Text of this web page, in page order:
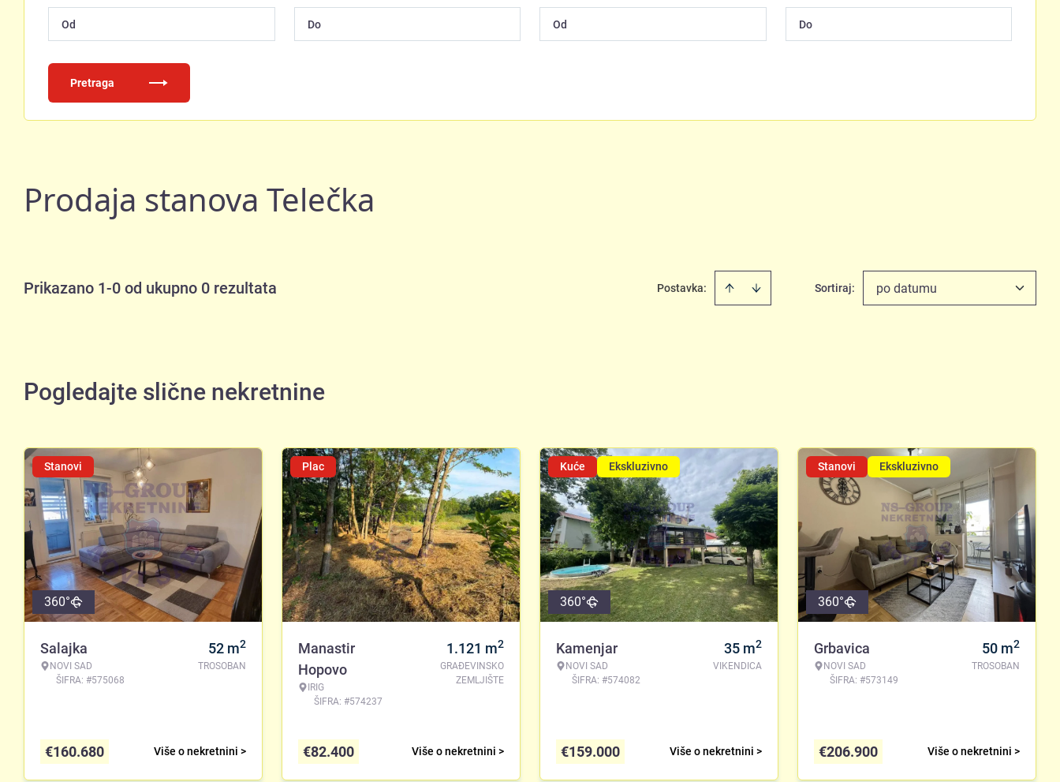
Pretraga
Prodaja stanova Telečka
Prikazano 1-0 od ukupno 0 rezultata Postavka: Sortiraj: po datumu
Pogledajte slične nekretnine
Stanovi
360°
Salajka
NOVI SAD
ŠIFRA: #575068
52 m2
TROSOBAN
Više o nekretnini >
€160.680
Plac
Manastir
Hopovo
IRIG
ŠIFRA: #574237
1.121 m2
GRAĐEVINSKO
ZEMLJIŠTE
Više o nekretnini >
€82.400
Kuće Ekskluzivno
360°
Kamenjar
NOVI SAD
ŠIFRA: #574082
35 m2
VIKENDICA
Više o nekretnini >
€159.000
Stanovi Ekskluzivno
360°
Grbavica
NOVI SAD
ŠIFRA: #573149
50 m2
TROSOBAN
Više o nekretnini >
€206.900